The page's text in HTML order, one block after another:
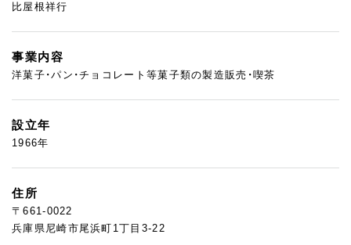
比屋根祥行
事業内容
洋菓子・パン・チョコレート等菓子類の製造販売・喫茶
設立年
1966年
住所
〒661-0022
兵庫県尼崎市尾浜町1丁目3-22